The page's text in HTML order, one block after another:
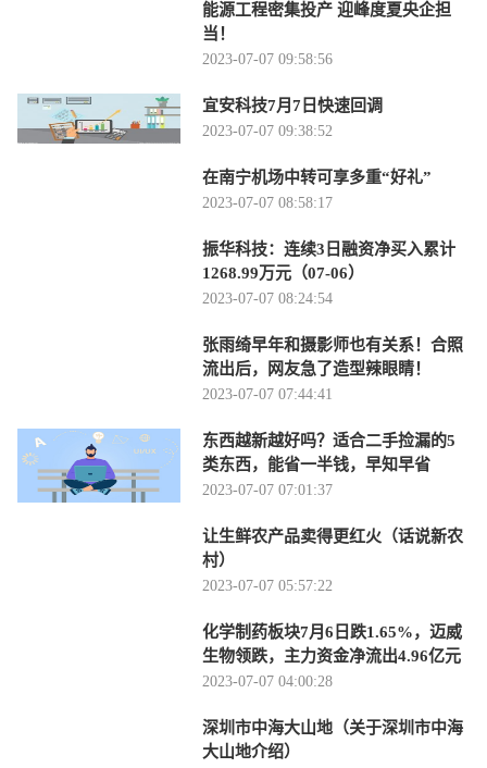
能源工程密集投产 迎峰度夏央企担
当！
2023-07-07 09:58:56
宜安科技7月7日快速回调
2023-07-07 09:38:52
在南宁机场中转可享多重“好礼”
2023-07-07 08:58:17
振华科技：连续3日融资净买入累计
1268.99万元（07-06）
2023-07-07 08:24:54
张雨绮早年和摄影师也有关系！合照
流出后，网友急了造型辣眼睛！
2023-07-07 07:44:41
东西越新越好吗？适合二手捡漏的5
类东西，能省一半钱，早知早省
2023-07-07 07:01:37
让生鲜农产品卖得更红火（话说新农
村）
2023-07-07 05:57:22
化学制药板块7月6日跌1.65%，迈威
生物领跌，主力资金净流出4.96亿元
2023-07-07 04:00:28
深圳市中海大山地（关于深圳市中海
大山地介绍）